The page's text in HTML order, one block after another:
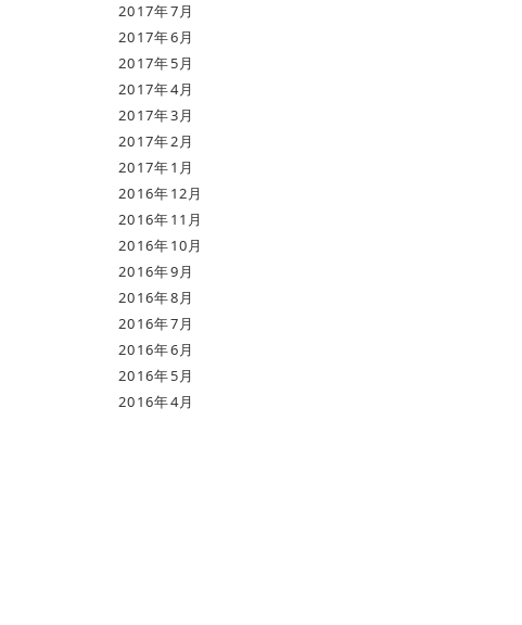
2017年7月
2017年6月
2017年5月
2017年4月
2017年3月
2017年2月
2017年1月
2016年12月
2016年11月
2016年10月
2016年9月
2016年8月
2016年7月
2016年6月
2016年5月
2016年4月